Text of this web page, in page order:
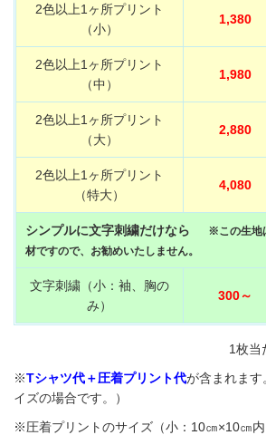
2色以上1ヶ所プリント
（小）
1,380
2色以上1ヶ所プリント
（中）
1,980
2色以上1ヶ所プリント
（大）
2,880
2色以上1ヶ所プリント
（特大）
4,080
シンプルに文字刺繍だけなら
※この生地
材ですので、お勧めいたしません。
文字刺繍（小：袖、胸の
み）
300～
1枚当
※Tシャツ代＋圧着プリント代が含まれま
イズの場合です。）
※圧着プリントのサイズ（小：10㎝×10㎝内